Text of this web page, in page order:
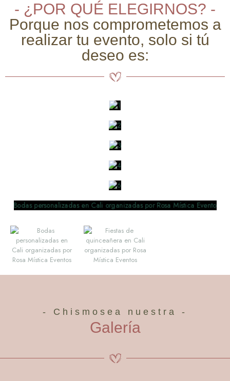
- ¿POR QUÉ ELEGIRNOS? -
Porque nos comprometemos a
realizar tu evento, solo si tú
deseo es:
- Chismosea nuestra -
Galería